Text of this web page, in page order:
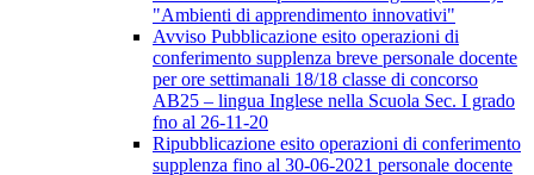
"Ambienti di apprendimento innovativi"
Avviso Pubblicazione esito operazioni di
conferimento supplenza breve personale docente
per ore settimanali 18/18 classe di concorso
AB25 – lingua Inglese nella Scuola Sec. I grado
fno al 26-11-20
Ripubblicazione esito operazioni di conferimento
supplenza fino al 30-06-2021 personale docente